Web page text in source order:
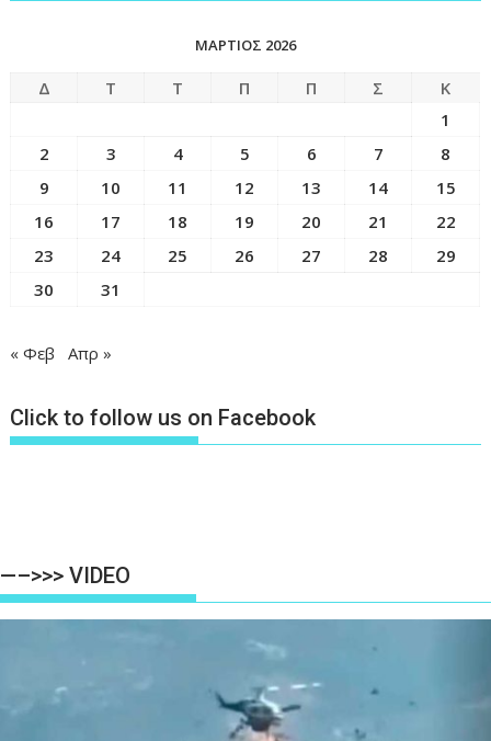
ΜΆΡΤΙΟΣ 2026
Δ Τ Τ Π Π Σ
Κ
1
2
3 4 5 6 7
8
9
10 11 12 13 14
15
16
17 18 19 20 21
22
23
24 25 26 27 28
29
30
31
« Φεβ Απρ »
Click to follow us on Facebook
—–>>> VIDEO